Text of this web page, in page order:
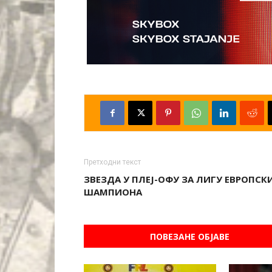
Претходни текст
ЗВЕЗДА У ПЛЕЈ-ОФУ ЗА ЛИГУ
ШАМПИОНА
ПОВЕЗАНЕ ОБЈАВЕ